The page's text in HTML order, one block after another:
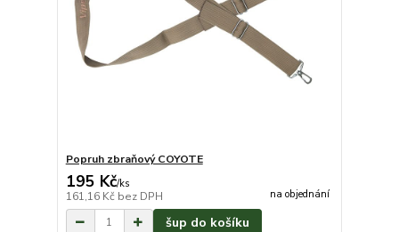
Popruh zbraňový COYOTE
195 Kč/ks
161,16 Kč bez DPH na objednání
šup do košíku